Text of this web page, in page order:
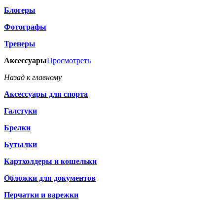
Блогеры
Фотографы
Тренеры
АксессуарыПросмотреть
Назад к главному
Аксессуары для спорта
Галстуки
Брелки
Бутылки
Картхолдеры и кошельки
Обложки для документов
Перчатки и варежки